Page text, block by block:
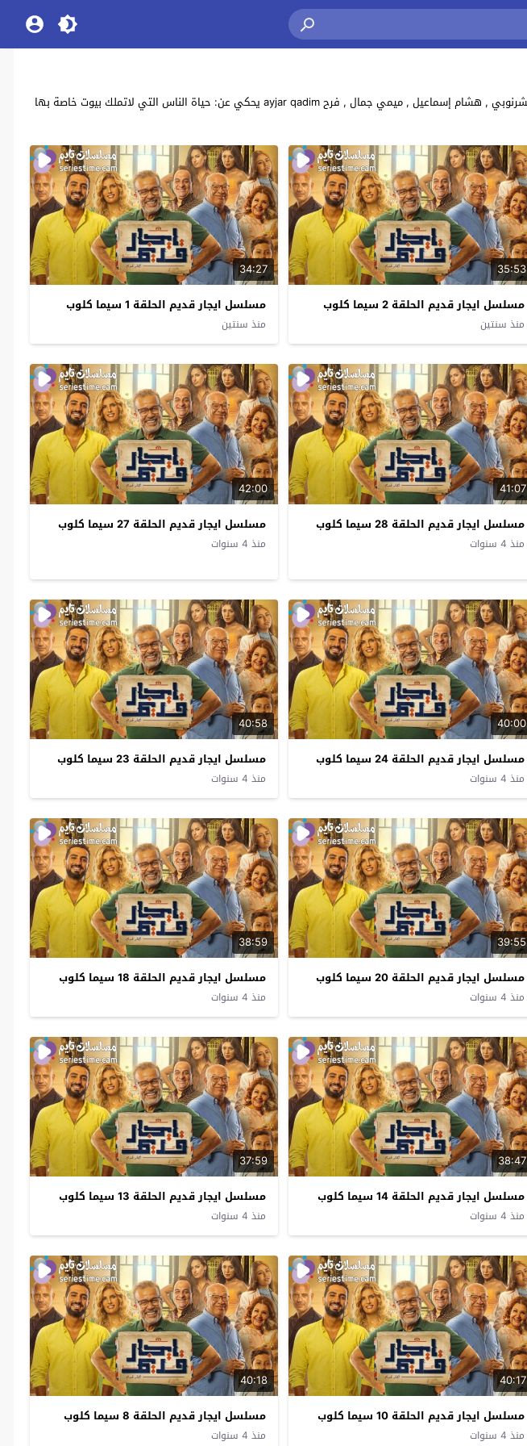
مشاهدة وتحميل جميع حلقات مسلسل الدراما والاثارة المصري “ايجار قديم” بطولة: شريف منير , صلاح عبدالله , محمد الشرنوبي , هشام إسماعيل , ميمي جمال , فرح ayjar qadim يحكي عن: حياة الناس التي لاتملك بيوت خاصة بها
35:53
مسلسل ايجار قديم الحلقة 2 سيما كلوب
منذ سنتين
34:27
مسلسل ايجار قديم الحلقة 1 سيما كلوب
منذ سنتين
41:07
مسلسل ايجار قديم الحلقة 28 سيما كلوب
منذ 4 سنوات
42:00
مسلسل ايجار قديم الحلقة 27 سيما كلوب
منذ 4 سنوات
40:00
مسلسل ايجار قديم الحلقة 24 سيما كلوب
منذ 4 سنوات
40:58
مسلسل ايجار قديم الحلقة 23 سيما كلوب
منذ 4 سنوات
39:55
مسلسل ايجار قديم الحلقة 20 سيما كلوب
منذ 4 سنوات
38:59
مسلسل ايجار قديم الحلقة 18 سيما كلوب
منذ 4 سنوات
38:47
مسلسل ايجار قديم الحلقة 14 سيما كلوب
منذ 4 سنوات
37:59
مسلسل ايجار قديم الحلقة 13 سيما كلوب
منذ 4 سنوات
40:17
مسلسل ايجار قديم الحلقة 10 سيما كلوب
منذ 4 سنوات
40:18
مسلسل ايجار قديم الحلقة 8 سيما كلوب
منذ 4 سنوات